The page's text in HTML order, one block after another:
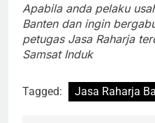
Apabila anda pelaku
Banten dan ingin
petugas Jasa Raharja
Samsat Induk
Tagged: Jasa Raharja